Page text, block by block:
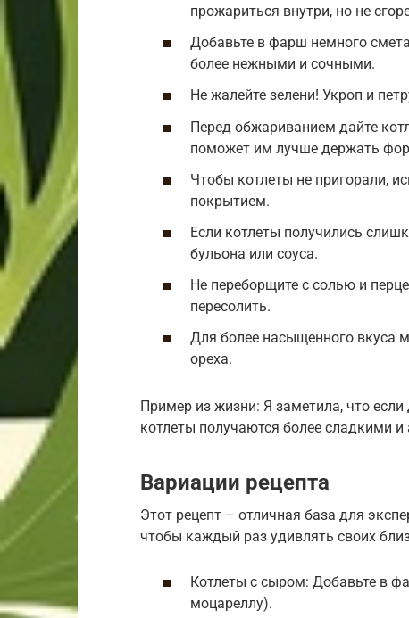
прожариться внутри, но не
Добавьте в фарш немного
более нежными и сочными.
Не жалейте зелени! Укроп и
Перед обжариванием дайте
поможет им лучше держать
Чтобы котлеты не пригорали,
покрытием.
Если котлеты получились
бульона или соуса.
Не переборщите с солью и
пересолить.
Для более насыщенного вкуса
ореха.
Пример из жизни: Я заметила, что
котлеты получаются более сладкими
Вариации рецепта
Этот рецепт – отличная база для
чтобы каждый раз удивлять своих
Котлеты с сыром: Добавьте в
моцареллу).